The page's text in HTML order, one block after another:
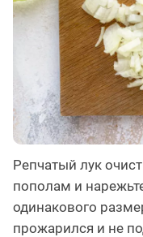
Репчатый лук
пополам и
одинакового
прожарился и не